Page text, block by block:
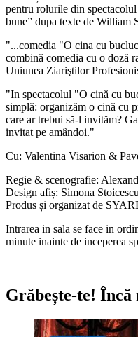
pentru rolurile din
bune” dupa texte de William
"...comedia "O cina cu
combină comedia cu o doză
Uniunea Ziariştilor
"In spectacolul "O cină cu
simplă: organizăm o cină cu
care ar trebui să-l invităm?
invitat pe amândoi."
Cu: Valentina Visarion &
Regie & scenografie:
Design afiș: Simona Stoicescu
Produs și organizat de
Intrarea in sala se face in
minute inainte de inceperea
Grăbește-te! Încă